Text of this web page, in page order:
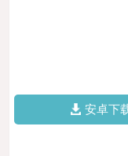
安卓下